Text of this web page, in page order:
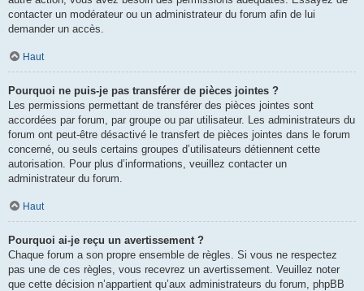
contacter un modérateur ou un administrateur du forum afin de lui
demander un accès.
Haut
Pourquoi ne puis-je pas transférer de pièces jointes ?
Les permissions permettant de transférer des pièces jointes sont
accordées par forum, par groupe ou par utilisateur. Les administrateurs du
forum ont peut-être désactivé le transfert de pièces jointes dans le forum
concerné, ou seuls certains groupes d’utilisateurs détiennent cette
autorisation. Pour plus d’informations, veuillez contacter un
administrateur du forum.
Haut
Pourquoi ai-je reçu un avertissement ?
Chaque forum a son propre ensemble de règles. Si vous ne respectez
pas une de ces règles, vous recevrez un avertissement. Veuillez noter
que cette décision n’appartient qu’aux administrateurs du forum, phpBB